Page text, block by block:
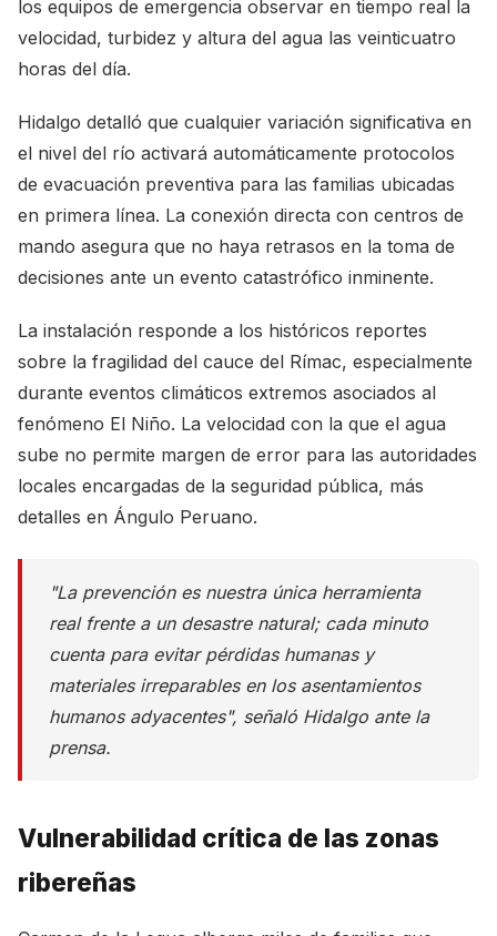
los equipos de emergencia observar en tiempo real la
velocidad, turbidez y altura del agua las veinticuatro
horas del día.
Hidalgo detalló que cualquier variación significativa en
el nivel del río activará automáticamente protocolos
de evacuación preventiva para las familias ubicadas
en primera línea. La conexión directa con centros de
mando asegura que no haya retrasos en la toma de
decisiones ante un evento catastrófico inminente.
La instalación responde a los históricos reportes
sobre la fragilidad del cauce del Rímac, especialmente
durante eventos climáticos extremos asociados al
fenómeno El Niño. La velocidad con la que el agua
sube no permite margen de error para las autoridades
locales encargadas de la seguridad pública, más
detalles en Ángulo Peruano.
"La prevención es nuestra única herramienta
real frente a un desastre natural; cada minuto
cuenta para evitar pérdidas humanas y
materiales irreparables en los asentamientos
humanos adyacentes", señaló Hidalgo ante la
prensa.
Vulnerabilidad crítica de las zonas
ribereñas